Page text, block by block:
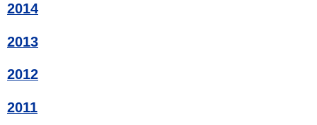
2014
2013
2012
2011